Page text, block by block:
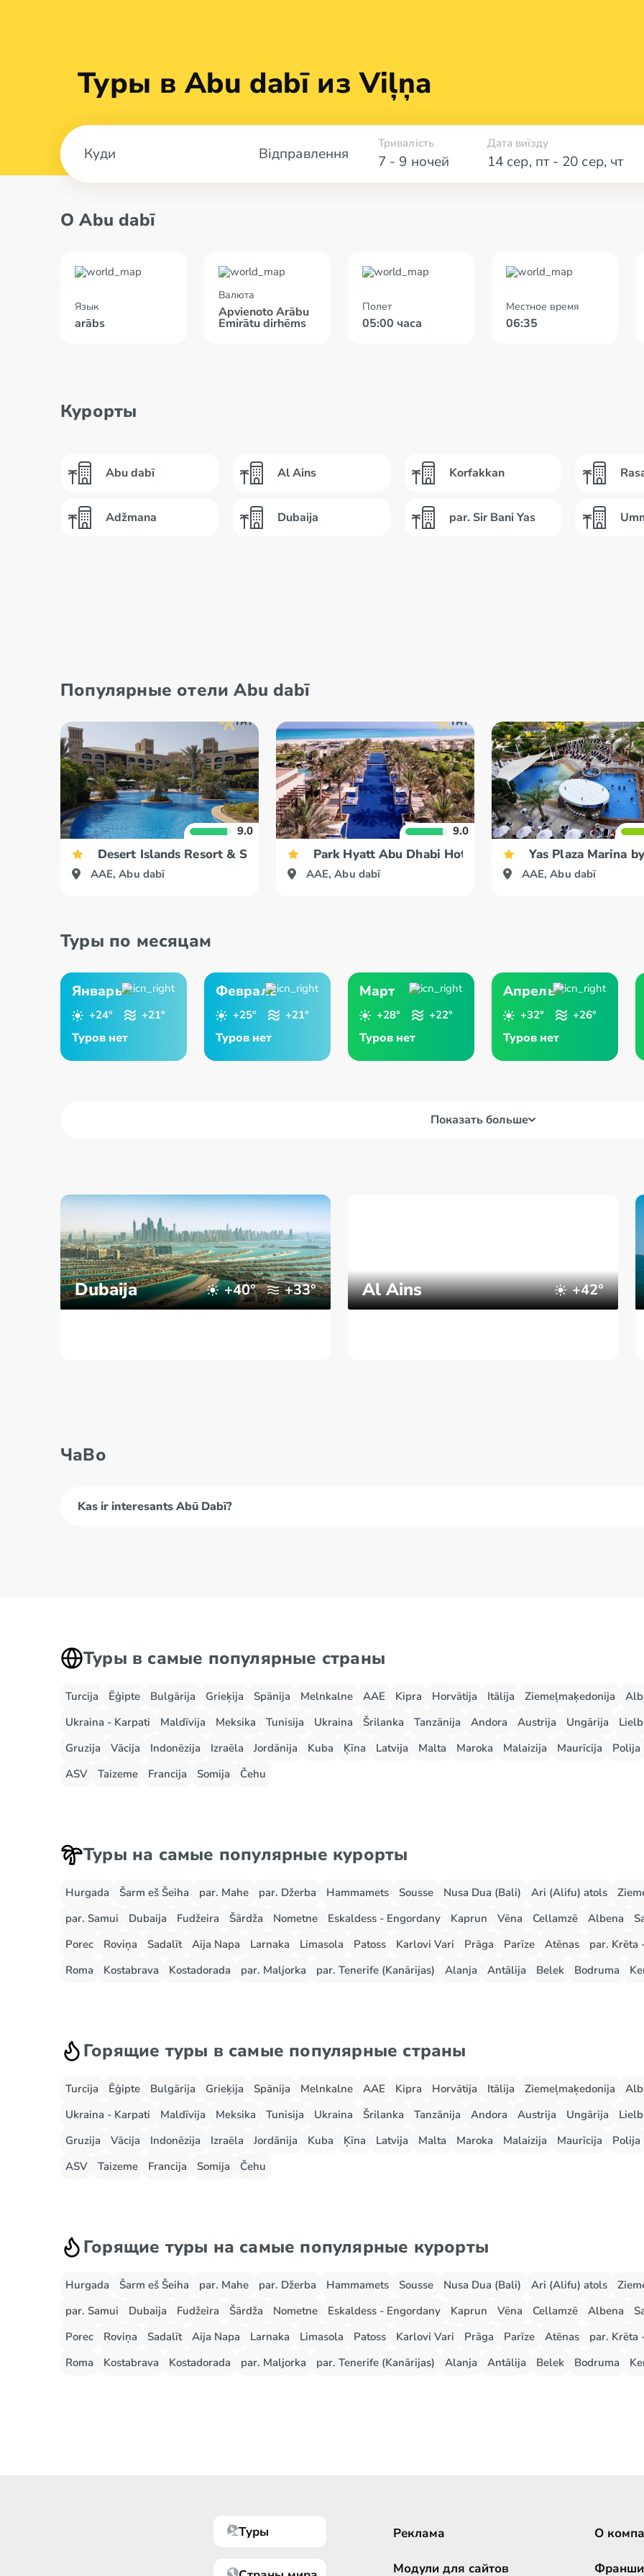
Туры в Abu dabī из Viļņa
Відправлення 7 - 9 ночей
Тривалість Дата виїзду
14 сер, пт- 20 сер, чт
О Abu dabī
Язык
arābs
Валюта
Apvienoto Arābu
Emirātu dirhēms
Полет
05:00 часа
Местное время
06:35
Курорты
Abu dabī
Adžmana
Al Ains
Dubaija
Korfakkan
par. Sir Bani Yas
Популярные отели Abu dabī
9.0
Desert Islands Resort & Spa by Anantara
AAE, Abu dabī
9.0
Park Hyatt Abu Dhabi Hotel & Villas
AAE, Abu dabī
Yas Plaza Marina
AAE, Abu dabī
Туры по месяцам
Январь
+24° +21°
Туров нет
Февраль
+25° +21°
Туров нет
Март
+28° +22°
Туров нет
Апрель
+32° +26°
Туров нет
Показать больше
Dubaija +40° +33° Al Ains +42°
ЧаВо
Kas ir interesants Abū Dabī?
Туры в самые популярные страны
Turcija Ēģipte Bulgārija Grieķija Spānija Melnkalne AAE Kipra Horvātija Itālija Ziemeļmaķedonija
Ukraina - Karpati
Maldīvija Meksika Tunisija Ukraina Šrilanka Tanzānija Andora Austrija Ungārija
Gruzija
Vācija Indonēzija Izraēla Jordānija Kuba Ķīna Latvija Malta Maroka Malaizija Maurīcija Polija
ASV
Taizeme Francija Somija Čehu
Туры на самые популярные курорты
Hurgada Šarm eš Šeiha par. Mahe par. Džerba Hammamets Sousse Nusa Dua (Bali) Ari (Alifu) atols
par. Samui
Dubaija Fudžeira Šārdža Nometne Eskaldess - Engordany Kaprun Vēna Cellamzē Albena
Porec
Roviņa Sadalīt Aija Napa Larnaka Limasola Patoss Karlovi Vari Prāga Parīze Atēnas par. Krēta
Roma
Kostabrava Kostadorada par. Maljorka par. Tenerife (Kanārijas) Alanja Antālija Belek Bodruma
Горящие туры в самые популярные страны
Turcija Ēģipte Bulgārija Grieķija Spānija Melnkalne AAE Kipra Horvātija Itālija Ziemeļmaķedonija
Ukraina - Karpati
Maldīvija Meksika Tunisija Ukraina Šrilanka Tanzānija Andora Austrija Ungārija
Gruzija
Vācija Indonēzija Izraēla Jordānija Kuba Ķīna Latvija Malta Maroka Malaizija Maurīcija Polija
ASV
Taizeme Francija Somija Čehu
Горящие туры на самые популярные курорты
Hurgada Šarm eš Šeiha par. Mahe par. Džerba Hammamets Sousse Nusa Dua (Bali) Ari (Alifu) atols
par. Samui
Dubaija Fudžeira Šārdža Nometne Eskaldess - Engordany Kaprun Vēna Cellamzē Albena
Porec
Roviņa Sadalīt Aija Napa Larnaka Limasola Patoss Karlovi Vari Prāga Parīze Atēnas par. Krēta
Roma
Kostabrava Kostadorada par. Maljorka par. Tenerife (Kanārijas) Alanja Antālija Belek Bodruma
Туры Реклама
Модули для сайтов
О